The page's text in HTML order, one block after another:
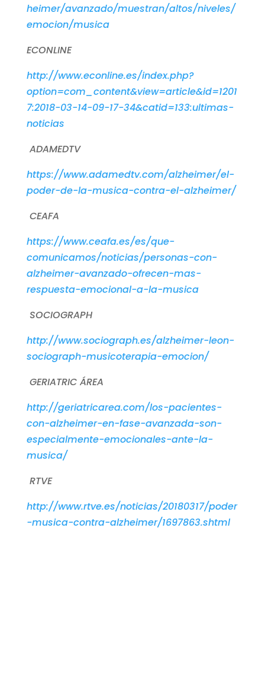
heimer/avanzado/muestran/altos/niveles/
emocion/musica
ECONLINE
http://www.econline.es/index.php?
option=com_content&view=article&id=1201
7:2018-03-14-09-17-34&catid=133:ultimas-
noticias
ADAMEDTV
https://www.adamedtv.com/alzheimer/el-
poder-de-la-musica-contra-el-alzheimer/
CEAFA
https://www.ceafa.es/es/que-
comunicamos/noticias/personas-con-
alzheimer-avanzado-ofrecen-mas-
respuesta-emocional-a-la-musica
SOCIOGRAPH
http://www.sociograph.es/alzheimer-leon-
sociograph-musicoterapia-emocion/
GERIATRIC ÁREA
http://geriatricarea.com/los-pacientes-
con-alzheimer-en-fase-avanzada-son-
especialmente-emocionales-ante-la-
musica/
RTVE
http://www.rtve.es/noticias/20180317/poder
-musica-contra-alzheimer/1697863.shtml